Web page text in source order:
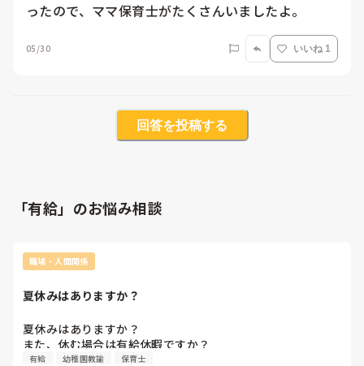
ったので、ママ保育士がたくさんいましたよ。
05/30 いいね 1
回答を投稿する
「有給」のお悩み相談
職場・人間関係
夏休みはありますか？
夏休みはありますか？
また、休む場合は有給休暇ですか？
有給 幼稚園教諭 保育士